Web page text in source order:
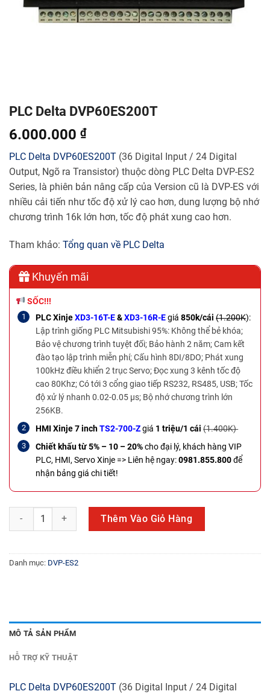
PLC Delta DVP60ES200T
6.000.000 ₫
PLC Delta DVP60ES200T (36 Digital Input / 24 Digital
Output, Ngõ ra Transistor) thuộc dòng PLC Delta DVP-ES2
Series, là phiên bản nâng cấp của Version cũ là DVP-ES với
nhiều cải tiến như tốc độ xử lý cao hơn, dung lượng bộ nhớ
chương trình 16k lớn hơn, tốc độ phát xung cao hơn.
Tham khảo: Tổng quan về PLC Delta
Khuyến mãi
SỐC!!!
PLC XinjeXD3-16T-E&XD3-16R-Egiá850k/cái (1.200K):
Lập trình giống PLC Mitsubishi 95%: Không thể bẻ khóa;
Bảo vệ chương trình tuyệt đối; Bảo hành 2 năm; Cam kết
đào tạo lập trình miễn phí; Cấu hình 8DI/8DO; Phát xung
100kHz điều khiển 2 trục Servo; Đọc xung 3 kênh tốc độ
cao 80Khz; Có tới 3 cổng giao tiếp RS232, RS485, USB; Tốc
độ xử lý nhanh 0.02-0.05 µs; Bộ nhớ chương trình lớn
256KB.
HMI Xinje 7 inchTS2-700-Zgiá 1 triệu/1 cái(1.400K)
Chiết khấu từ 5% – 10 – 20%cho đại lý, khách hàng VIP
PLC, HMI, Servo Xinje => Liên hệ ngay:0981.855.800để
nhận bảng giá chi tiết!
PLC Delta DVP60ES200T số lượngThêm Vào Giỏ Hàng
Danh mục: DVP-ES2
MÔ TẢ SẢN PHẨM
HỖ TRỢ KỸ THUẬT
PLC Delta DVP60ES200T (36 Digital Input / 24 Digital